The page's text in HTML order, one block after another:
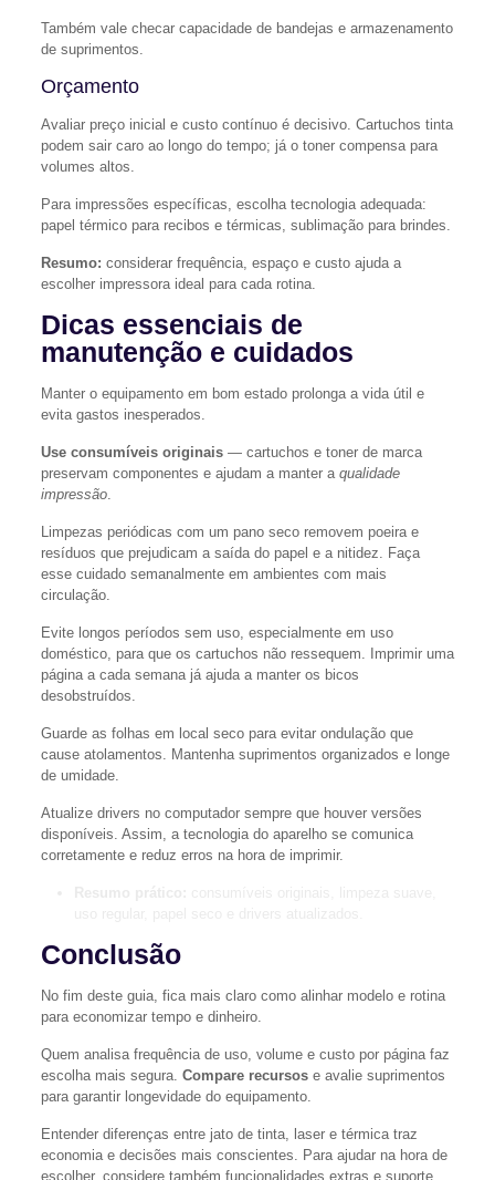
Também vale checar capacidade de bandejas e armazenamento
de suprimentos.
Orçamento
Avaliar preço inicial e custo contínuo é decisivo. Cartuchos tinta
podem sair caro ao longo do tempo; já o toner compensa para
volumes altos.
Para impressões específicas, escolha tecnologia adequada:
papel térmico para recibos e térmicas, sublimação para brindes.
Resumo: considerar frequência, espaço e custo ajuda a
escolher impressora ideal para cada rotina.
Dicas essenciais de
manutenção e cuidados
Manter o equipamento em bom estado prolonga a vida útil e
evita gastos inesperados.
Use consumíveis originais— cartuchos e toner de marca
preservam componentes e ajudam a manter a qualidade
impressão.
Limpezas periódicas com um pano seco removem poeira e
resíduos que prejudicam a saída do papel e a nitidez. Faça
esse cuidado semanalmente em ambientes com mais
circulação.
Evite longos períodos sem uso, especialmente em uso
doméstico, para que os cartuchos não ressequem. Imprimir uma
página a cada semana já ajuda a manter os bicos
desobstruídos.
Guarde as folhas em local seco para evitar ondulação que
cause atolamentos. Mantenha suprimentos organizados e longe
de umidade.
Atualize drivers no computador sempre que houver versões
disponíveis. Assim, a tecnologia do aparelho se comunica
corretamente e reduz erros na hora de imprimir.
Conclusão
No fim deste guia, fica mais claro como alinhar modelo e rotina
para economizar tempo e dinheiro.
Quem analisa frequência de uso, volume e custo por página faz
escolha mais segura. Compare recursose avalie suprimentos
para garantir longevidade do equipamento.
Entender diferenças entre jato de tinta, laser e térmica traz
economia e decisões mais conscientes. Para ajudar na hora de
escolher, considere também funcionalidades extras e suporte